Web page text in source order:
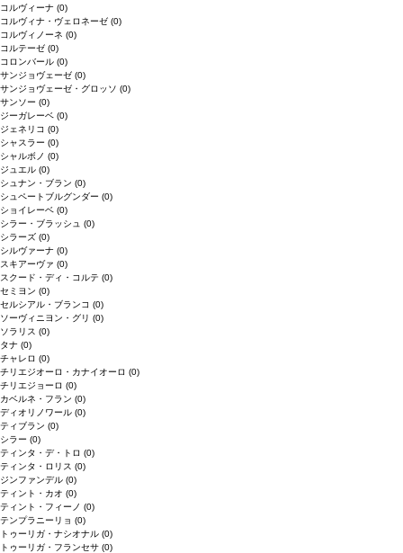
コルヴィーナ (0)
コルヴィナ・ヴェロネーゼ (0)
コルヴィノーネ (0)
コルテーゼ (0)
コロンバール (0)
サンジョヴェーゼ (0)
サンジョヴェーゼ・グロッソ (0)
サンソー (0)
ジーガレーベ (0)
ジェネリコ (0)
シャスラー (0)
シャルボノ (0)
ジュエル (0)
シュナン・ブラン (0)
シュペートブルグンダー (0)
ショイレーベ (0)
シラー・ブラッシュ (0)
シラーズ (0)
シルヴァーナ (0)
スキアーヴァ (0)
スクード・ディ・コルテ (0)
セミヨン (0)
セルシアル・ブランコ (0)
ソーヴィニヨン・グリ (0)
ソラリス (0)
タナ (0)
チャレロ (0)
チリエジオーロ・カナイオーロ (0)
チリエジョーロ (0)
カベルネ・フラン (0)
ディオリノワール (0)
ティブラン (0)
シラー (0)
ティンタ・デ・トロ (0)
ティンタ・ロリス (0)
ジンファンデル (0)
ティント・カオ (0)
ティント・フィーノ (0)
テンプラニーリョ (0)
トゥーリガ・ナシオナル (0)
トゥーリガ・フランセサ (0)